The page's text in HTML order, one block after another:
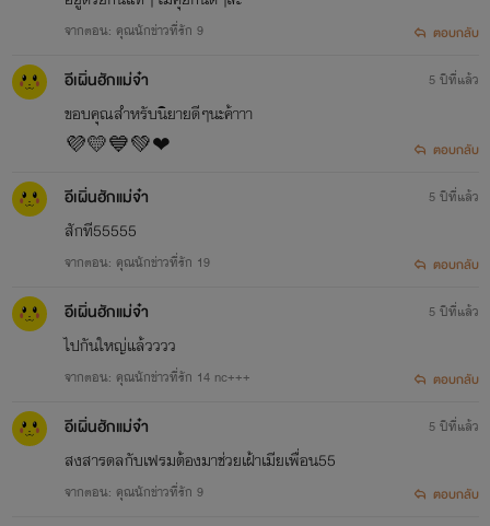
จากตอน: คุณนักข่าวที่รัก 9 ตอบกลับ
อีเผิ่นฮักแม่จ๋า
ขอบคุณสำหรับนิยายดีๆนะค้าาา
💜💛💙💚❤
5 ปีที่แล้ว
ตอบกลับ
อีเผิ่นฮักแม่จ๋า
สักที55555
จากตอน: คุณนักข่าวที่รัก 19
5 ปีที่แล้ว
ตอบกลับ
อีเผิ่นฮักแม่จ๋า
ไปกันใหญ่แล้วววว
จากตอน: คุณนักข่าวที่รัก 14 nc+++
5 ปีที่แล้ว
ตอบกลับ
อีเผิ่นฮักแม่จ๋า
สงสารดลกับเฟรมต้องมาช่วยเฝ้าเมียเพื่อน55
จากตอน: คุณนักข่าวที่รัก 9
5 ปีที่แล้ว
ตอบกลับ